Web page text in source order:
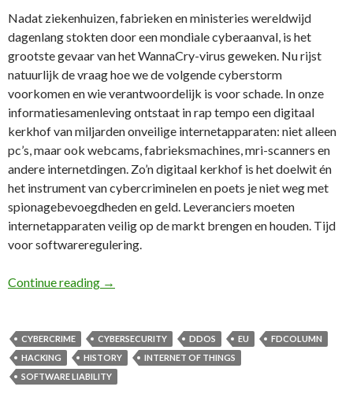
Nadat ziekenhuizen, fabrieken en ministeries wereldwijd
dagenlang stokten door een mondiale cyberaanval, is het
grootste gevaar van het WannaCry-virus geweken. Nu rijst
natuurlijk de vraag hoe we de volgende cyberstorm
voorkomen en wie verantwoordelijk is voor schade. In onze
informatiesamenleving ontstaat in rap tempo een digitaal
kerkhof van miljarden onveilige internetapparaten: niet alleen
pc’s, maar ook webcams, fabrieksmachines, mri-scanners en
andere internetdingen. Zo’n digitaal kerkhof is het doelwit én
het instrument van cybercriminelen en poets je niet weg met
spionagebevoegdheden en geld. Leveranciers moeten
internetapparaten veilig op de markt brengen en houden. Tijd
voor softwareregulering.
Continue reading 36e FD Column: Massale cyberaanvallen
→
CYBERCRIME CYBERSECURITY DDOS EU
FDCOLUMN
HACKING
HISTORY
INTERNET OF THINGS
SOFTWARE LIABILITY